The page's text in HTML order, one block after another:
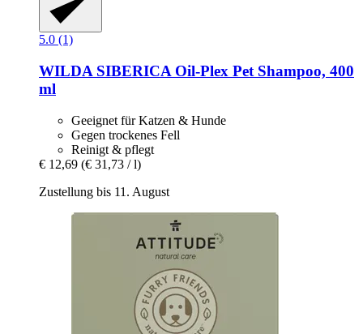
5.0 (1)
WILDA SIBERICA Oil-​Plex Pet Shampoo, 400
ml
Geeignet für Katzen & Hunde
Gegen trockenes Fell
Reinigt & pflegt
€ 12,69 (€ 31,73 / l)
Zustellung bis 11. August